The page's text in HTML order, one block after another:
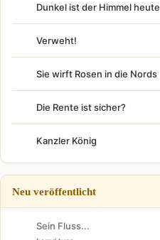
Dunkel ist der Himmel heute
Verweht!
Sie wirft Rosen in die Nords
Die Rente ist sicher?
Kanzler König
Neu veröffentlicht
Sein Fluss...